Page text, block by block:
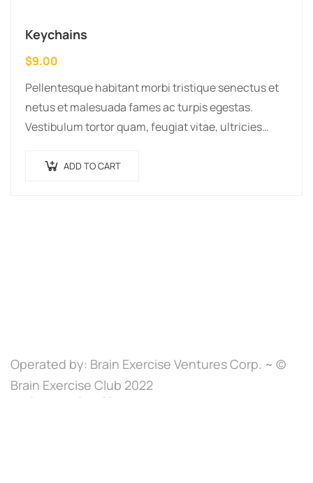
Keychains
$9.00
Pellentesque habitant morbi tristique senectus et
netus et malesuada fames ac turpis egestas.
Vestibulum tortor quam, feugiat vitae, ultricies
amet… ADD TO CART
Operated by: Brain Exercise Ventures Corp. ~ ©
Brain Exercise Club 2022
Brain Exercise Club